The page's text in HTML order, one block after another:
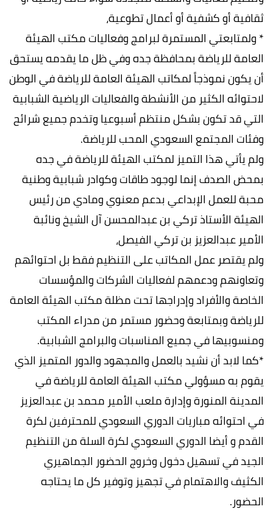
ثقافية أو كشفية أو أعمال تطوعية،
* ولمتابعتي المستمرة لبرامج وفعاليات مكتب الهيئة
العامة للرياضة بمحافظة جده وفي ظل ما يقدمه يستحق
أن يكون نموذجاً لمكاتب الهيئة العامة للرياضة في الوطن
لاحتوائه الكثير من الأنشطة والفعاليات الرياضية الشبابية
التي قد تكون بشكل منتظم أسبوعيا وتخدم جميع شرائح
وفئات المجتمع السعودي المحب للرياضة.
ولم يأتي هذا التميز لمكتب الهيئة للرياضة في جده
بمحض الصدف إنما لوجود طاقات وكوادر شبابية وطنية
محبة للعمل الإبداعي بدعم معنوي ومادي من رئيس
الهيئة الأستاذ تركي بن عبدالمحسن آل الشيخ ونائبة
الأمير عبدالعزيز بن تركي الفيصل،
ولم يقتصر عمل المكاتب على التنظيم فقط بل احتوائهم
وتعاونهم ودعمهم لفعاليات الشركات والمؤسسات
الخاصة والأفراد وإدراجها تحت مظلة مكتب الهيئة العامة
للرياضة وبمتابعة وحضور مستمر من مدراء المكتب
ومنسوبيها في جميع المناسبات والبرامج الشبابية.
*كما لابد أن نشيد بالعمل والمجهود والدور المتميز الذي
يقوم به مسؤولي مكتب الهيئة العامة للرياضة في
المدينة المنورة وإدارة ملعب الأمير محمد بن عبدالعزيز
في احتوائه مباريات الدوري السعودي للمحترفين لكرة
القدم و أيضا الدوري السعودي لكرة السلة من التنظيم
الجيد في تسهيل دخول وخروج الحضور الجماهيري
الكثيف والاهتمام في تجهيز وتوفير كل ما يحتاجه
الحضور.